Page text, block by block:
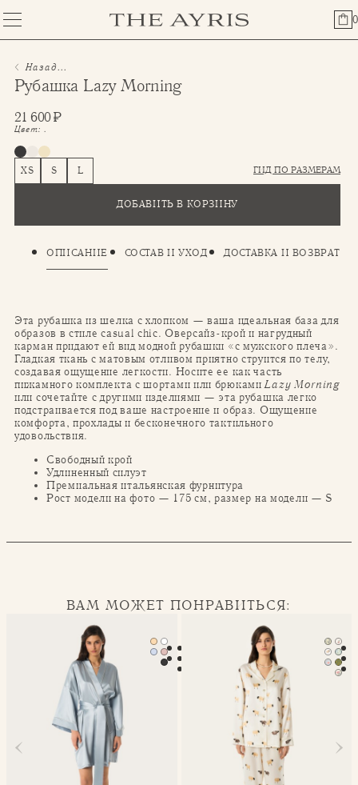
0
Назад...
Рубашка Lazy Morning
21 600₽
Цвет:.
S
XS L ГИД ПО РАЗМЕРАМ
ДОБАВИТЬ В КОРЗИНУ
ОПИСАНИЕ СОСТАВ И УХОД ДОСТАВКА И ВОЗВРАТ
Эта рубашка из шелка с хлопком — ваша идеальная база для
образов в стиле casual chic. Оверсайз-крой и нагрудный
карман придают ей вид модной рубашки «с мужского плеча».
Гладкая ткань с матовым отливом приятно струится по телу,
создавая ощущение легкости. Носите ее как часть
пижамного комплекта с шортами или брюкамиLazy Morning
или сочетайте с другими изделиями — эта рубашка легко
подстраивается под ваше настроение и образ. Ощущение
комфорта, прохлады и бесконечного тактильного
удовольствия.
Свободный крой
Удлиненный силуэт
Премиальная итальянская фурнитура
Рост модели на фото — 175 см, размер на модели — S
ВАМ МОЖЕТ ПОНРАВИТЬСЯ:
Халат-кимоно Mona Классическая пижама